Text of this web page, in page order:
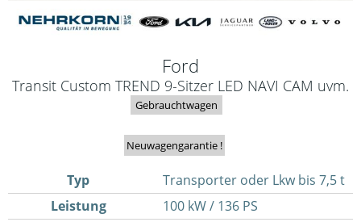
Ford
Transit Custom TREND 9-Sitzer LED NAVI CAM uvm.
Gebrauchtwagen
Neuwagengarantie !
Typ
Transporter oder Lkw bis 7,5 t
Leistung
100 kW / 136 PS